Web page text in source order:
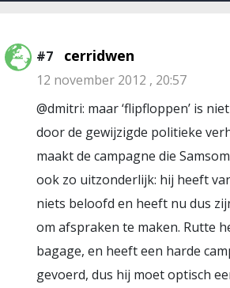
#7 cerridwen
12 november 2012 , 20:57
@dmitri: maar ‘flipfloppen’ is
door de gewijzigde politieke
maakt de campagne die
ook zo uitzonderlijk: hij heeft
niets beloofd en heeft nu dus
om afspraken te maken. Rutte
bagage, en heeft een harde
gevoerd, dus hij moet optisch